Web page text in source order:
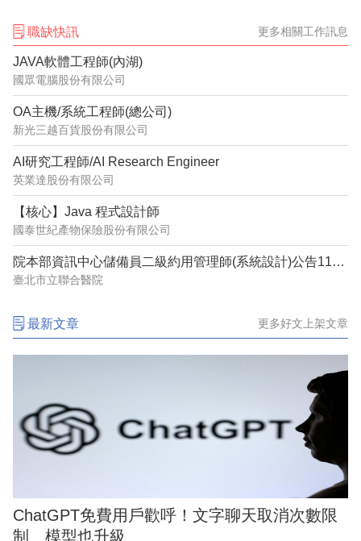
職缺快訊 更多相關工作訊息
JAVA軟體工程師(內湖)
國眾電腦股份有限公司
OA主機/系統工程師(總公司)
新光三越百貨股份有限公司
AI研究工程師/AI Research Engineer
英業達股份有限公司
【核心】Java 程式設計師
國泰世紀產物保險股份有限公司
院本部資訊中心儲備員二級約用管理師(系統設計)公告1150487
臺北市立聯合醫院
最新文章 更多好文上架文章
ChatGPT免費用戶歡呼！文字聊天取消次數限
制 模型也升級